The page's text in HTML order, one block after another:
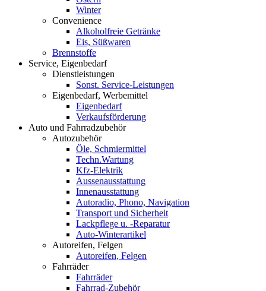
Winter
Convenience
Alkoholfreie Getränke
Eis, Süßwaren
Brennstoffe
Service, Eigenbedarf
Dienstleistungen
Sonst. Service-Leistungen
Eigenbedarf, Werbemittel
Eigenbedarf
Verkaufsförderung
Auto und Fahrradzubehör
Autozubehör
Öle, Schmiermittel
Techn.Wartung
Kfz-Elektrik
Aussenausstattung
Innenausstattung
Autoradio, Phono, Navigation
Transport und Sicherheit
Lackpflege u. -Reparatur
Auto-Winterartikel
Autoreifen, Felgen
Autoreifen, Felgen
Fahrräder
Fahrräder
Fahrrad-Zubehör